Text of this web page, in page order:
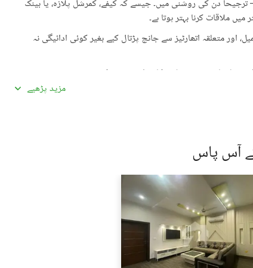
دن کی روشنی میں۔ جیسے کہ کیفے، کمرشل پلازہ، یا بینک
ملاقات کرنا بہتر ہوتا ہے۔
اور متعلقہ اتھارٹیز سے جانچ پڑتال کیے بغیر کوئی ادائیگی نہ
معلومات سے تفصیلات کا موازنہ ضرور کریں۔
اچھی لگیں۔ غیرمعمولی طور پر کم قیمتیں دھوکہ دہی کی
جائیداد پر کسی بھی قسم کی رکاوٹ یا تنازعے کی جانچ کریں۔
کسی قابل اعتماد شخص کو ساتھ لے جائیں۔
ذاتی یا مالی معلومات شیئر کرنے سے گریز کریں۔
کے لیے ذمہ دار نہیں ہے۔ تمام صارفین اپنے اشتہارات
خود ذمہ دار ہیں۔ کسی بھی معاہدے کو حتمی شکل دینے سے پہلے
اسٹیٹ ماہرین سے مشورہ حاصل کریں۔
مزید پڑھیے
آس پاس